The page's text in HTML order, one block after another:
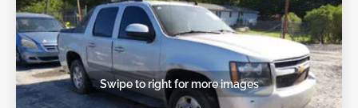
Swipe to right for more images